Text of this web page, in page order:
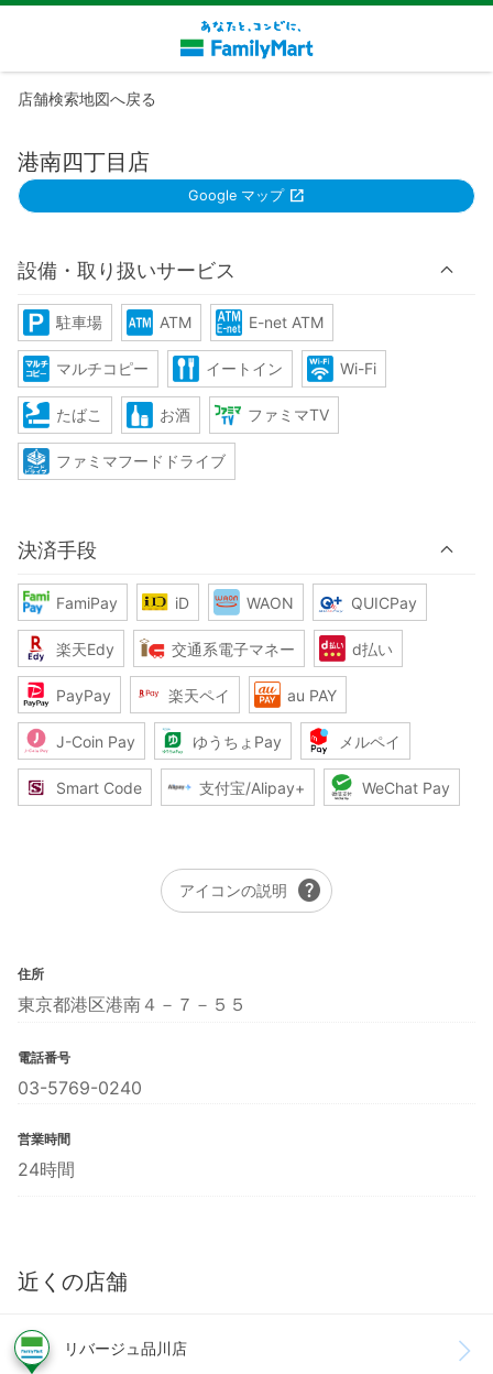
店舗検索地図へ戻る
港南四丁目店
Google マップ
設備・取り扱いサービス
駐車場 ATM E-net ATM
マルチコピー イートイン Wi-Fi
たばこ お酒 ファミマTV
ファミマフードドライブ
決済手段
FamiPay iD WAON QUICPay
楽天Edy 交通系電子マネー d払い
PayPay 楽天ペイ au PAY
J-Coin Pay ゆうちょPay メルペイ
Smart Code 支付宝/Alipay+ WeChat Pay
アイコンの説明 help
住所
東京都港区港南４－７－５５
電話番号
03-5769-0240
営業時間
24時間
近くの店舗
リバージュ品川店